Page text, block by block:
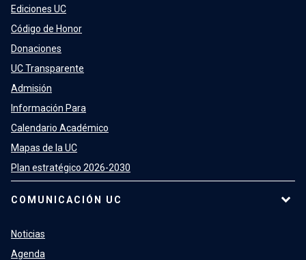
Ediciones UC
Código de Honor
Donaciones
UC Transparente
Admisión
Información Para
Calendario Académico
Mapas de la UC
Plan estratégico 2026-2030
COMUNICACIÓN UC
Noticias
Agenda